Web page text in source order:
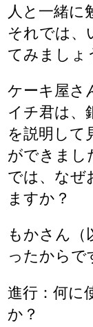
人と一緒に
それでは、
てみましょ
ケーキ屋さ
イチ君は、
を説明して
ができまし
では、なぜ
ますか？
もかさん（
ったからで
進行：何に
か？